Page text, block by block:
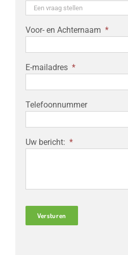
Voor- en Achternaam *
E-mailadres *
Telefoonnummer
Uw bericht: *
Versturen